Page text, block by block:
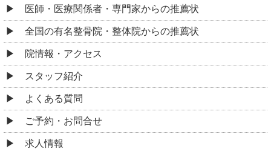
医師・医療関係者・専門家からの推薦状
全国の有名整骨院・整体院からの推薦状
院情報・アクセス
スタッフ紹介
よくある質問
ご予約・お問合せ
求人情報